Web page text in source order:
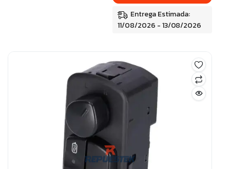
Entrega Estimada:
11/08/2026 - 13/08/2026